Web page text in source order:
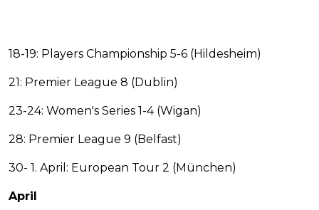
18-19: Players Championship 5-6 (Hildesheim)
21: Premier League 8 (Dublin)
23-24: Women's Series 1-4 (Wigan)
28: Premier League 9 (Belfast)
30- 1. April: European Tour 2 (München)
April